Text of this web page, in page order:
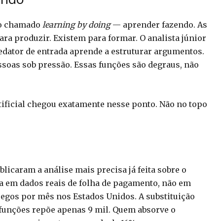
chamado learning by doing— aprender fazendo. As
produzir. Existem para formar. O analista júnior
de entrada aprende a estruturar argumentos.
sob pressão. Essas funções são degraus, não
chegou exatamente nesse ponto. Não no topo
a análise mais precisa já feita sobre o
dados reais de folha de pagamento, não em
por mês nos Estados Unidos. A substituição
repõe apenas 9 mil. Quem absorve o